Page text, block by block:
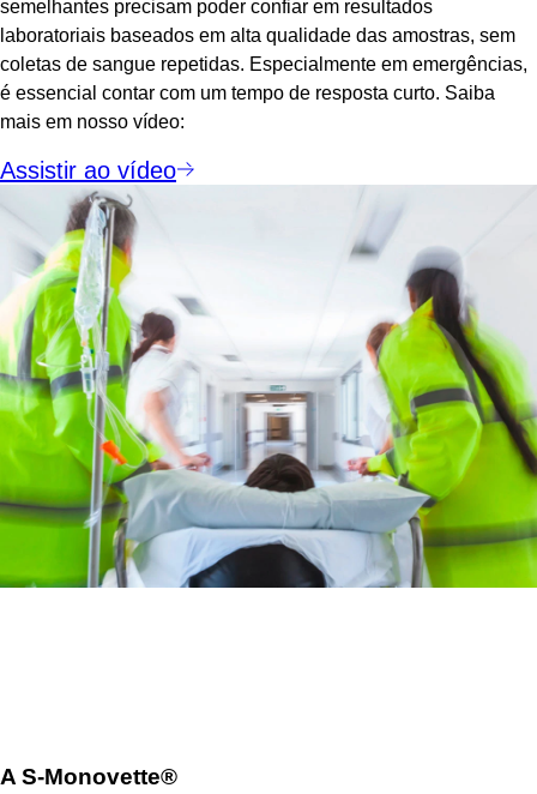
semelhantes precisam poder confiar em resultados
laboratoriais baseados em alta qualidade das amostras, sem
coletas de sangue repetidas. Especialmente em emergências,
é essencial contar com um tempo de resposta curto. Saiba
mais em nosso vídeo:
Assistir ao vídeo
A S-Monovette®